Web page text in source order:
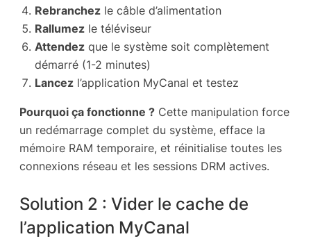
Rebranchez le câble d’alimentation
Rallumez le téléviseur
Attendez que le système soit complètement
démarré (1-2 minutes)
Lancez l’application MyCanal et testez
Pourquoi ça fonctionne ? Cette manipulation force
un redémarrage complet du système, efface la
mémoire RAM temporaire, et réinitialise toutes les
connexions réseau et les sessions DRM actives.
Solution 2 : Vider le cache de
l’application MyCanal